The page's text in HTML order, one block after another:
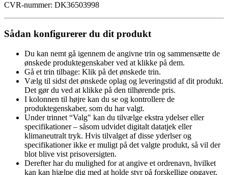
CVR-nummer: DK36503998
Sådan konfigurerer du dit produkt
Du kan nemt gå igennem de angivne trin og sammensætte de
ønskede produktegenskaber ved at klikke på dem.
Gå et trin tilbage: Klik på det ønskede trin.
Vælg til sidst det ønskede oplag og leveringstid af dit produkt.
Det gør du ved at klikke på den tilhørende pris.
I kolonnen til højre kan du se og kontrollere de
produktegenskaber, som du har valgt.
Under trinnet “Valg" kan du tilvælge ekstra ydelser eller
specifikationer – såsom udvidet digitalt datatjek eller
klimaneutralt tryk. Hvis tilvalget af disse yderlser og
specifikationer ikke er muligt på det valgte produkt, så vil der
blot blive vist prisoversigten.
Derefter har du mulighed for at angive et ordrenavn, hvilket
kan kan hjælpe dig med at holde styr på forskellige opgaver,